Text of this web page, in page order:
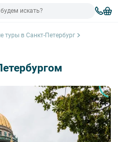
туры в Санкт-Петербург